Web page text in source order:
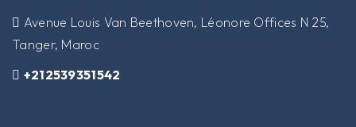
​Avenue Louis Van Beethoven, Léonore Offices N 25,
Tanger, Maroc
+212539351542